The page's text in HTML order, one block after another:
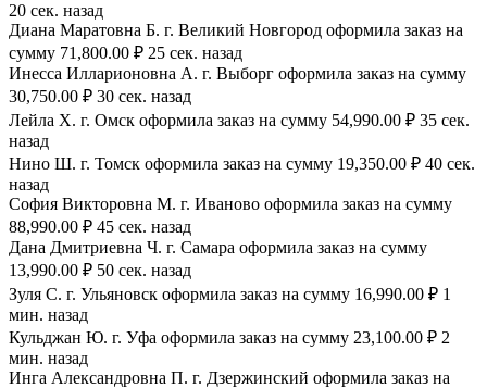
20 сек. назад
Диана Маратовна Б. г. Великий Новгород оформила заказ на
сумму 71,800.00 ₽ 25 сек. назад
Инесса Илларионовна А. г. Выборг оформила заказ на сумму
30,750.00 ₽ 30 сек. назад
Лейла Х. г. Омск оформила заказ на сумму 54,990.00 ₽ 35 сек.
назад
Нино Ш. г. Томск оформила заказ на сумму 19,350.00 ₽ 40 сек.
назад
София Викторовна М. г. Иваново оформила заказ на сумму
88,990.00 ₽ 45 сек. назад
Дана Дмитриевна Ч. г. Самара оформила заказ на сумму
13,990.00 ₽ 50 сек. назад
Зуля С. г. Ульяновск оформила заказ на сумму 16,990.00 ₽ 1
мин. назад
Кульджан Ю. г. Уфа оформила заказ на сумму 23,100.00 ₽ 2
мин. назад
Инга Александровна П. г. Дзержинский оформила заказ на